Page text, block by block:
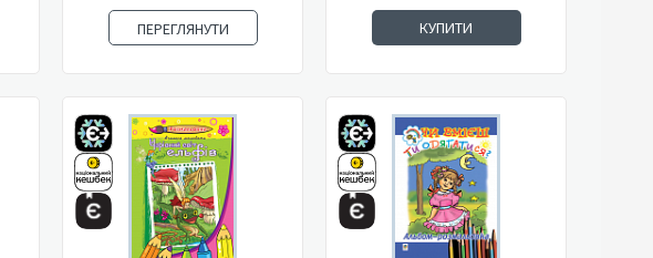
ПЕРЕГЛЯНУТИ КУПИТИ